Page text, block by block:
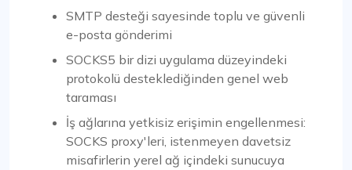
SMTP desteği sayesinde toplu ve güvenli
e-posta gönderimi
SOCKS5 bir dizi uygulama düzeyindeki
protokolü desteklediğinden genel web
taraması
İş ağlarına yetkisiz erişimin engellenmesi:
SOCKS proxy'leri, istenmeyen davetsiz
misafirlerin yerel ağ içindeki sunucuya